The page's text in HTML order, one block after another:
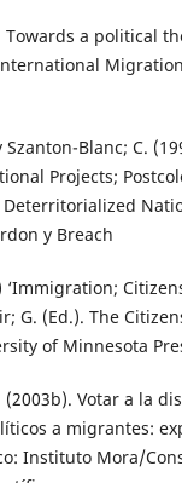
Towards a political
Migration
Szanton-Blanc; C.
Projects;
y Breach
‘Immigration;
G. (Ed.). The
of Minnesota
(2003b). Votar a la
a migrantes:
Instituto Mora/